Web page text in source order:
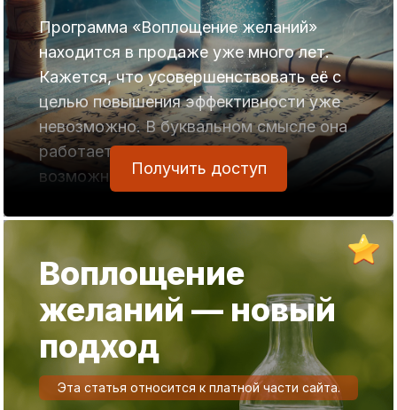
Программа «Воплощение желаний»
находится в продаже уже много лет.
Кажется, что усовершенствовать её с
целью повышения эффективности уже
невозможно. В буквальном смысле она
работает на максимуме своих
возможностей при правильном
из пользователей программы
получить эффект без промедления. Он
неоднократно проверял этот метод на
собственном опыте и предложил нам
поделиться своим
«усовершенствованием» с другими
пользователями.
Получить доступ
Воплощение
желаний — новый
подход
Эта статья относится к платной части сайта.